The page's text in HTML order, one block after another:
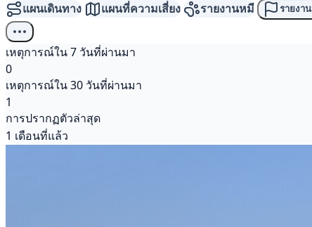
แผนเดินทาง แผนที่ความเสี่ยง รายงานหมี รายงา
เหตุการณ์ใน 7 วันที่ผ่านมา
0
เหตุการณ์ใน 30 วันที่ผ่านมา
1
การปรากฏตัวล่าสุด
1 เดือนที่แล้ว